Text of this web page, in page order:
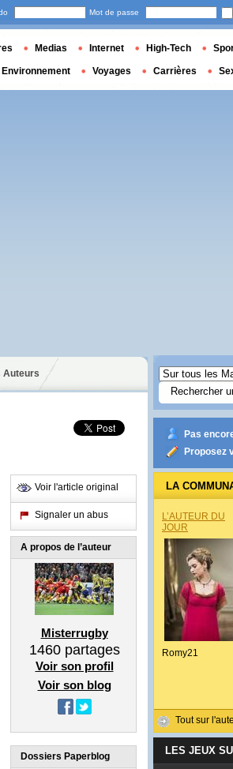
Auteurs
Voir l'article original
Signaler un abus
A propos de l’auteur
Misterrugby
1460partages
Voir son profil
Voir son blog
Dossiers Paperblog
Pas
Proposez
LA
L’AUTEUR DU
JOUR
Romy21
Tout sur
LES JEUX
Mot de passe
Medias Internet High-Tech
Environnement Voyages Carrières